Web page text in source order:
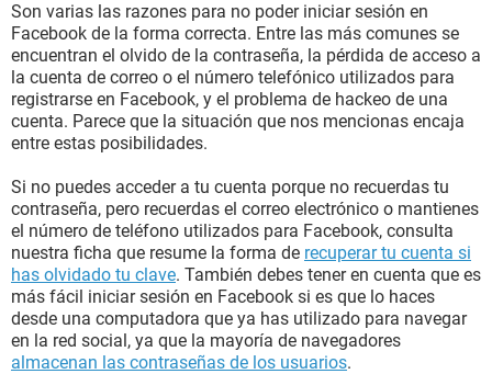
Son varias las razones para no poder iniciar sesión en
Facebook de la forma correcta. Entre las más comunes se
encuentran el olvido de la contraseña, la pérdida de acceso a
la cuenta de correo o el número telefónico utilizados para
registrarse en Facebook, y el problema de hackeo de una
cuenta. Parece que la situación que nos mencionas encaja
entre estas posibilidades.
Si no puedes acceder a tu cuenta porque no recuerdas tu
contraseña, pero recuerdas el correo electrónico o mantienes
el número de teléfono utilizados para Facebook, consulta
nuestra ficha que resume la forma de recuperar tu cuenta si
has olvidado tu clave. También debes tener en cuenta que es
más fácil iniciar sesión en Facebook si es que lo haces
desde una computadora que ya has utilizado para navegar
en la red social, ya que la mayoría de navegadores
almacenan las contraseñas de los usuarios.